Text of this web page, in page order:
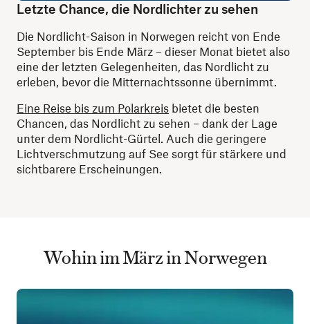
Letzte Chance, die Nordlichter zu sehen
Die Nordlicht-Saison in Norwegen reicht von Ende
September bis Ende März – dieser Monat bietet also
eine der letzten Gelegenheiten, das Nordlicht zu
erleben, bevor die Mitternachtssonne übernimmt.
Eine Reise bis zum Polarkreis bietet die besten
Chancen, das Nordlicht zu sehen – dank der Lage
unter dem Nordlicht-Gürtel. Auch die geringere
Lichtverschmutzung auf See sorgt für stärkere und
sichtbarere Erscheinungen.
Wohin im März in Norwegen